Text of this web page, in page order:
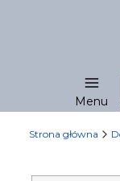
Menu
Strona główna